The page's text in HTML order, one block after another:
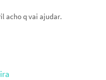
acho q vai ajudar.